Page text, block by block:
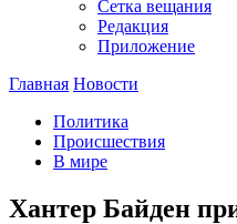
Сетка вещания
Редакция
Приложение
Главная Новости
Политика
Происшествия
В мире
Хантер Байден